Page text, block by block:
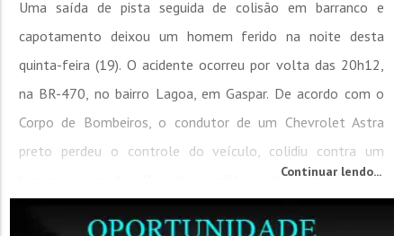
Uma saída de pista seguida de colisão em barranco e
capotamento deixou um homem ferido na noite desta
quinta-feira (19). O acidente ocorreu por volta das 20h12,
na BR-470, no bairro Lagoa, em Gaspar. De acordo com o
Corpo de Bombeiros, o condutor de um Chevrolet Astra
preto perdeu o controle do veículo, colidiu contra um
barranco e capotou. Quando os militares chegaram ao local,
Continuar lendo...